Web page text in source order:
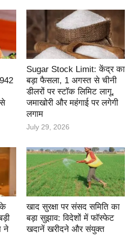
Sugar Stock Limit: केंद्र का
बड़ा फैसला, 1 अगस्त से चीनी
डीलरों पर स्टॉक लिमिट लागू,
जमाखोरी और महंगाई पर लगेगी
लगाम
July 29, 2026
के
ने
खाद सुरक्षा पर संसद समिति का
बड़ा सुझाव: विदेशों में फॉस्फेट
खदानें खरीदने और संयुक्त